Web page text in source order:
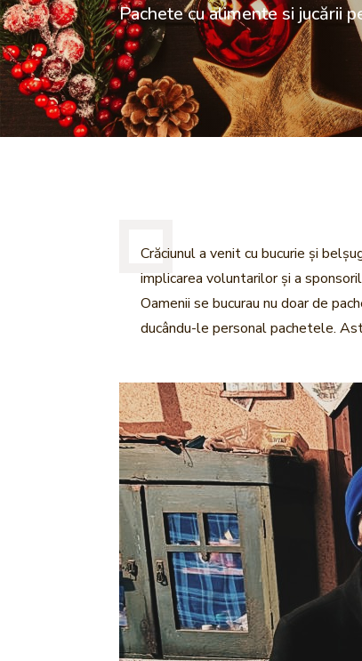
Pachete cu alimente si jucării
Crăciunul a venit cu bucurie și
implicarea voluntarilor și a
Oamenii se bucurau nu doar de
ducându-le personal pachetele.